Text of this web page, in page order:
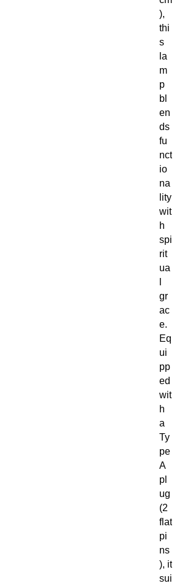
),
thi
s
la
m
p
bl
en
ds
fu
nct
io
na
lity
wit
h
spi
rit
ua
gr
ac
e.
Eq
ui
pp
ed
wit
h
a
Ty
pe
A
pl
ug
(2
flat
pi
ns
), it
sui